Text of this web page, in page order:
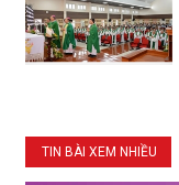
TIN BÀI XEM NHIỀU